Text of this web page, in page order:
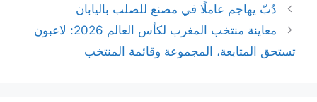
دُبّ يهاجم عاملًا في مصنع للصلب باليابان
معاينة منتخب المغرب لكأس العالم 2026: لاعبون
تستحق المتابعة، المجموعة وقائمة المنتخب